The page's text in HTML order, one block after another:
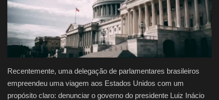
Educação
Galeria
Saúde
Recentemente, uma delegação de parlamentares brasileiros
empreendeu uma viagem aos Estados Unidos com um
propósito claro: denunciar o governo do presidente Luiz Inácio